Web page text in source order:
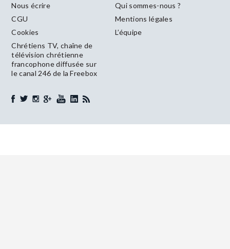
Nous écrire
Qui sommes-nous ?
CGU
Mentions légales
Cookies
L’équipe
Chrétiens TV, chaîne de
télévision chrétienne
francophone diffusée sur
le canal 246 de la Freebox